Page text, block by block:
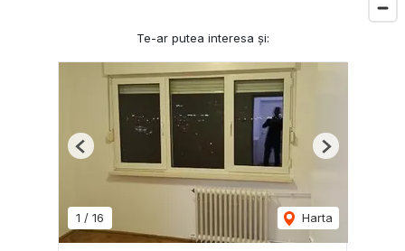
Te-ar putea interesa și:
1 / 16 Harta
Previous Next